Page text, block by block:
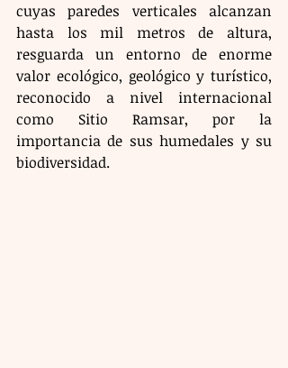
cuyas paredes verticales alcanzan
hasta los mil metros de altura,
resguarda un entorno de enorme
valor ecológico, geológico y turístico,
reconocido a nivel internacional
como Sitio Ramsar, por la
importancia de sus humedales y su
biodiversidad.